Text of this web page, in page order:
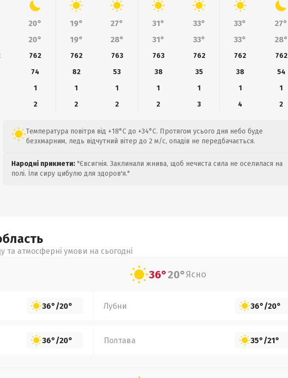
20° 19° 27° 31° 33° 33°
27°
20° 19° 28° 31° 33° 33° 28°
762 762 763 763 762 762
762
74 82 53 38 35 38
54
1 1 1 1 1 1
1
2 2 2 2 3 4 2
Температура повітря від +18°C до +34°C. Протягом усього дня небо буде
безхмарним, ледь відчутний вітер до 2 м/с, опадів не передбачається.
Народні прикмети: "Євсигнія. Заклинали жнива, щоб нечиста сила не оселилася на
полі. Їли сиру цибулю для здоров'я."
та атмосферні умови на сьогодні
36°20°Ясно
36°/20° Лубни 36°/20°
36°/20° Полтава 35°/21°